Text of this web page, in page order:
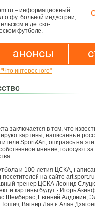
– информационный
о футбольной индустрии,
и детско-
футболе.
анонсы
интересного"
заключается в том, что
картины, написанные
Sport&Art, опираясь на эти
мнение, голосуют за
и 100-летия ЦСКА,
на сайте
тренер ЦСКА Леонид
и картины будут - Игорь
Шемберас, Евгений Алдонин,
Вагнер Лав и Алан